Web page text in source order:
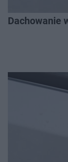
Dachowanie